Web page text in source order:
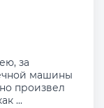
за
машины
произвел
...